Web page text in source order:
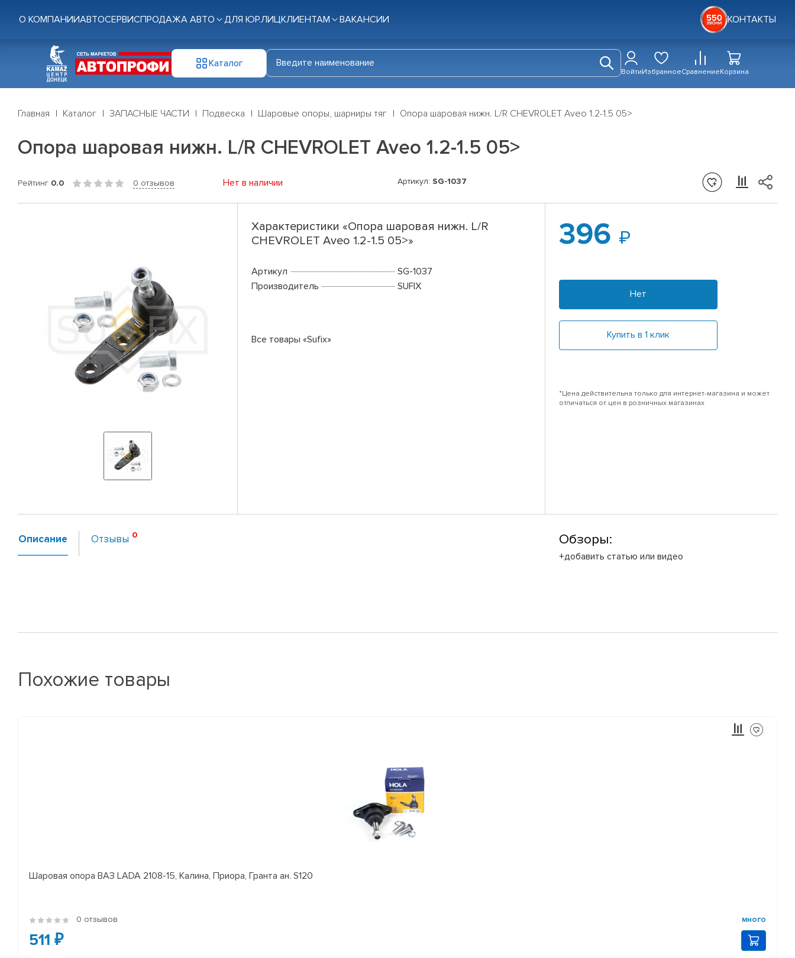
О КОМПАНИИАВТОСЕРВИСПРОДАЖА АВТО ДЛЯ ЮР.ЛИЦКЛИЕНТАМ ВАКАНСИИ КОНТАКТЫ
Каталог
ВойтиИзбранноеСравнениеКорзина
Главная Каталог ЗАПАСНЫЕ ЧАСТИ Подвеска Шаровые опоры, шарниры тяг Опора шаровая нижн. L/R CHEVROLET Aveo 1.2-1.5 05>
Опора шаровая нижн. L/R CHEVROLET Aveo 1.2-1.5 05>
Рейтинг 0.0 0 отзывов Нет в наличии Артикул: SG-1037
Характеристики «Опора шаровая нижн. L/R
CHEVROLET Aveo 1.2-1.5 05>»
Артикул
SG-1037
Производитель
SUFIX
Все товары «Sufix»
396
Нет
Купить в 1 клик
*Цена действительна только для интернет-магазина и может
отличаться от цен в розничных магазинах
Описание Отзывы Обзоры:
+добавить статью или видео
Похожие товары
Шаровая опора ВАЗ LADA 2108-15, Калина, Приора, Гранта ан. S120
0 отзывов много
511 ₽